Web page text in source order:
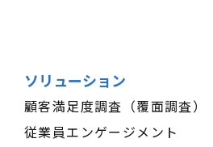
ソリューション
顧客満足度調査（覆面調査）
従業員エンゲージメント